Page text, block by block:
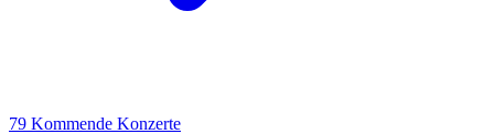
79 Kommende Konzerte